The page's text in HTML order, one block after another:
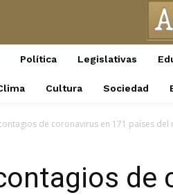
Política Legislativas
Cultura Sociedad
de coronavirus en 171 países del
de